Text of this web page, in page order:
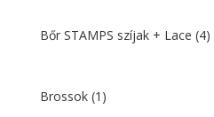
Bőr STAMPS szíjak + Lace (4)
Brossok (1)